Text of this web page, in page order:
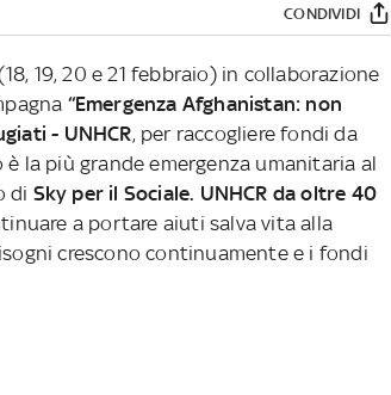
CONDIVIDI
19, 20 e 21 febbraio) in collaborazione
“Emergenza Afghanistan: non
- UNHCR, per raccogliere fondi da
la più grande emergenza umanitaria al
di Sky per il Sociale. UNHCR da oltre 40
a portare aiuti salva vita alla
crescono continuamente e i fondi